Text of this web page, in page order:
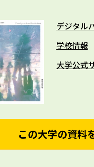
デジタル
学校情報
大学公式
この大学の資料